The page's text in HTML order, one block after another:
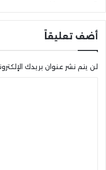
أضف تعليقاً
لن يتم نشر عنوان بريدك